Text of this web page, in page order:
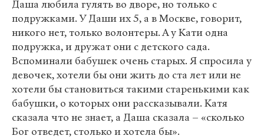
Даша любила гулять во дворе, но только с
подружками. У Даши их 5, а в Москве, говорит,
никого нет, только волонтеры. А у Кати одна
подружка, и дружат они с детского сада.
Вспоминали бабушек очень старых. Я спросила у
девочек, хотели бы они жить до ста лет или не
хотели бы становиться такими старенькими как
бабушки, о которых они рассказывали. Катя
сказала что не знает, а Даша сказала – «сколько
Бог отведет, столько и хотела бы».